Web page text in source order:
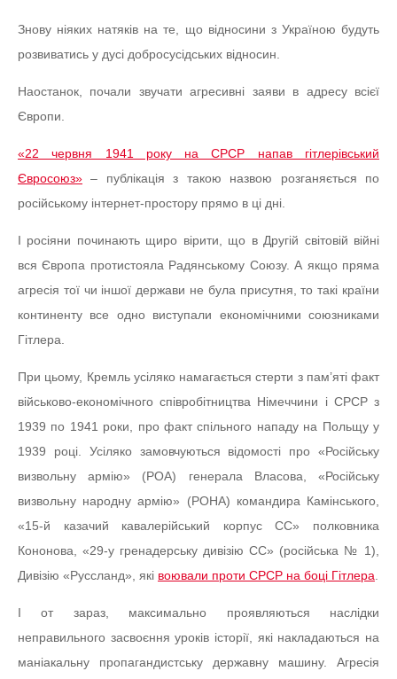
Знову ніяких натяків на те, що відносини з Україною будуть
розвиватись у дусі добросусідських відносин.
Наостанок, почали звучати агресивні заяви в адресу всієї
Європи.
«22 червня 1941 року на СРСР напав гітлерівський
Євросоюз» – публікація з такою назвою розганяється по
російському інтернет-простору прямо в ці дні.
І росіяни починають щиро вірити, що в Другій світовій війні
вся Європа протистояла Радянському Союзу. А якщо пряма
агресія тої чи іншої держави не була присутня, то такі країни
континенту все одно виступали економічними союзниками
Гітлера.
При цьому, Кремль усіляко намагається стерти з пам’яті факт
військово-економічного співробітництва Німеччини і СРСР з
1939 по 1941 роки, про факт спільного нападу на Польщу у
1939 році. Усіляко замовчуються відомості про «Російську
визвольну армію» (РОА) генерала Власова, «Російську
визвольну народну армію» (РОНА) командира Камінського,
«15-й казачий кавалерійський корпус СС» полковника
Кононова, «29-у гренадерську дивізію СС» (російська № 1),
Дивізію «Руссланд», які воювали проти СРСР на боці Гітлера
І от зараз, максимально проявляються наслідки
неправильного засвоєння уроків історії, які накладаються на
маніакальну пропагандистську державну машину. Агресія